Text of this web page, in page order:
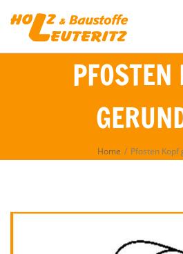
PFOSTEN
Home / Pfosten Kopf